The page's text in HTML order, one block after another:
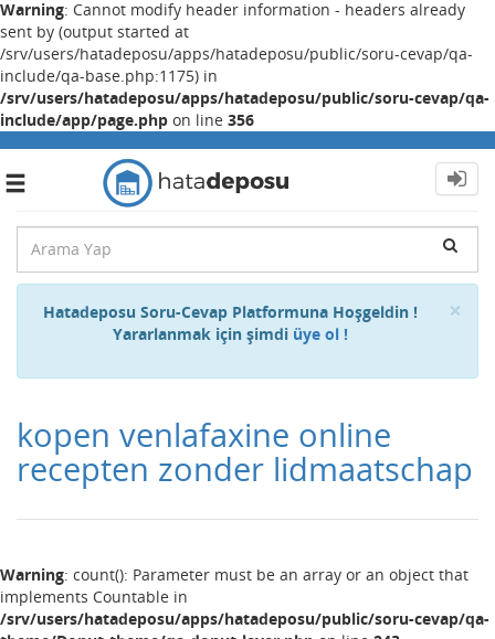
Warning: Cannot modify header information - headers already
sent by (output started at
/srv/users/hatadeposu/apps/hatadeposu/public/soru-cevap/qa-
include/qa-base.php:1175) in
/srv/users/hatadeposu/apps/hatadeposu/public/soru-cevap/qa-
include/app/page.php on line 356
Toggle
×
Hatadeposu Soru-Cevap Platformuna Hoşgeldin !
Yararlanmak için şimdi üye ol !
kopen venlafaxine online
recepten zonder lidmaatschap
Warning: count(): Parameter must be an array or an object that
implements Countable in
/srv/users/hatadeposu/apps/hatadeposu/public/soru-cevap/qa-